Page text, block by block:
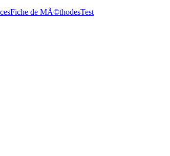
Fiche de MÃ©thodesTest